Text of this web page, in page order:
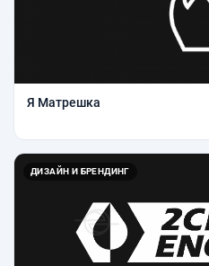
Я Матрешка
ДИЗАЙН И БРЕНДИНГ